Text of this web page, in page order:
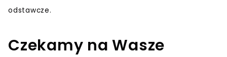
odstawcze.
Czekamy na Wasze